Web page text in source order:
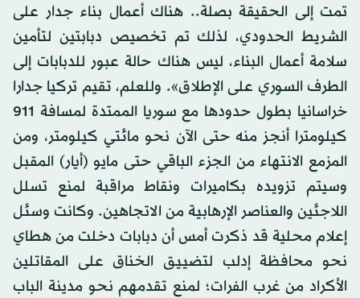
تمت إلى الحقيقة بصلة.. هناك أعمال بناء جدار على
الشريط الحدودي، لذلك تم تخصيص دبابتين لتأمين
سلامة أعمال البناء، ليس هناك حالة عبور للدبابات إلى
الطرف السوري على الإطلاق». وللعلم، تقيم تركيا جدارا
خراسانيا بطول حدودها مع سوريا الممتدة لمسافة 911
كيلومترا أنجز منه حتى الآن نحو مائتي كيلومتر، ومن
المزمع الانتهاء من الجزء الباقي حتى مايو (أيار) المقبل
وسيتم تزويده بكاميرات ونقاط مراقبة لمنع تسلل
اللاجئين والعناصر الإرهابية من الاتجاهين. وكانت وسئل
إعلام محلية قد ذكرت أمس أن دبابات دخلت من هطاي
نحو محافظة إدلب لتضييق الخناق على المقاتلين
الأكراد من غرب الفرات؛ لمنع تقدمهم نحو مدينة الباب